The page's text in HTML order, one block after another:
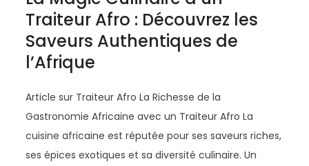
Traiteur Afro : Découvrez les
Saveurs Authentiques de
l’Afrique
Article sur Traiteur Afro La Richesse de la
Gastronomie Africaine avec un Traiteur Afro La
cuisine africaine est réputée pour ses saveurs riches,
ses épices exotiques et sa diversité culinaire. Un